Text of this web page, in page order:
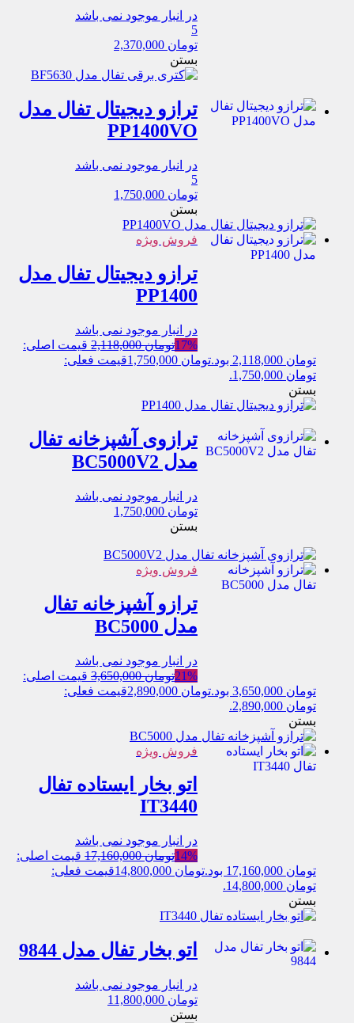
در انبار موجود نمی باشد
5
تومان
بستن
ترازو دیجیتال تفال مدل
PP1400VO
در انبار موجود نمی باشد
5
تومان
بستن
فروش ویژه
ترازو دیجیتال تفال مدل
PP1400
در انبار موجود نمی باشد
17%تومان2,118,000
قیمت اصلی:
تومان 2,118,000 بود.
تومان
قیمت فعلی:
تومان 1,750,000.
بستن
ترازوی آشپزخانه تفال
مدل BC5000V2
در انبار موجود نمی باشد
تومان
بستن
فروش ویژه
ترازو آشپزخانه تفال
مدل BC5000
در انبار موجود نمی باشد
21%تومان3,650,000
قیمت اصلی:
تومان 3,650,000 بود.
تومان
قیمت فعلی:
تومان 2,890,000.
بستن
فروش ویژه
اتو بخار ایستاده تفال
IT3440
در انبار موجود نمی باشد
14%تومان17,160,000
قیمت اصلی:
تومان 17,160,000 بود.
تومان
قیمت فعلی:
تومان 14,800,000.
بستن
اتو بخار تفال مدل 9844
در انبار موجود نمی باشد
تومان
بستن